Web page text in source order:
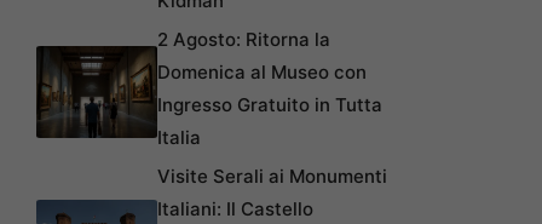
2 Agosto: Ritorna la
Domenica al Museo con
Ingresso Gratuito in Tutta
Italia
Visite Serali ai Monumenti
Italiani: Il Castello